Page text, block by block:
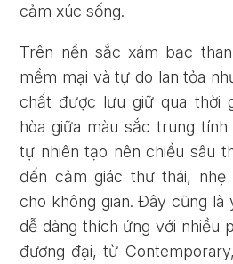
cảm xúc sống.
Trên nền sắc xám bạc
mềm mại và tự do lan tỏa
chất được lưu giữ qua thời
hòa giữa màu sắc trung
tự nhiên tạo nên chiều sâu
đến cảm giác thư thái, nhẹ
cho không gian. Đây cũng là
dễ dàng thích ứng với nhiều
đương đại, từ